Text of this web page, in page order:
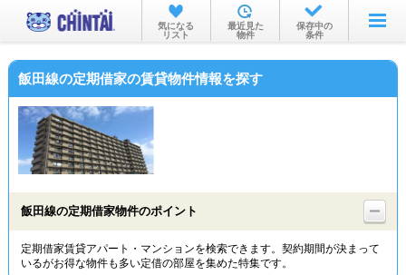
お部屋を探す
沿線・駅から
物件特集から
TOP
気になる
リスト
最近見た
物件
保存中の
条件
飯田線の定期借家の賃貸物件情報を探す
飯田線の定期借家物件のポイント
定期借家賃貸アパート・マンションを検索できます。契約期間が決まって
いるがお得な物件も多い定借の部屋を集めた特集です。